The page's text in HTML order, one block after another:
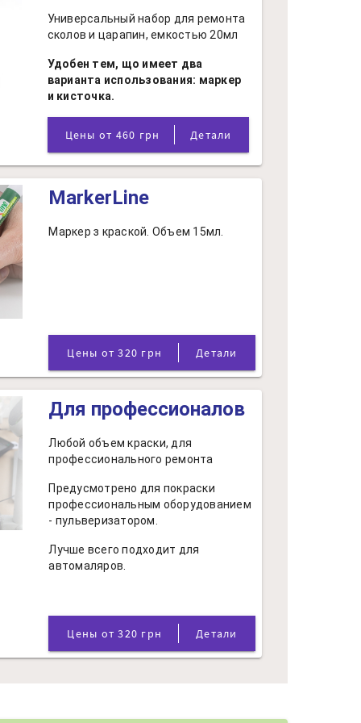
Универсальный набор для ремонта
сколов и царапин, емкостью 20мл
Удобен тем, що имеет два
варианта использования: маркер
и кисточка.
Цены от 460 грн Детали
MarkerLine
Маркер з краской. Объем 15мл.
Цены от 320 грн Детали
Для профессионалов
Любой объем краски, для
профессионального ремонта
Предусмотрено для покраски
профессиональным оборудованием
- пульверизатором.
Лучше всего подходит для
автомаляров.
Цены от 320 грн Детали